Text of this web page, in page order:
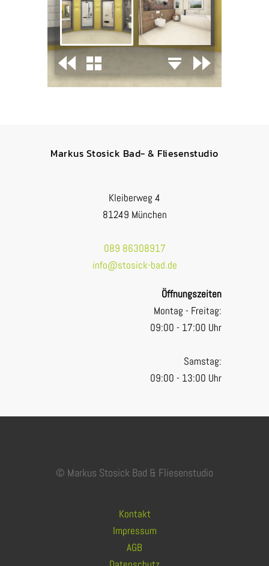
Markus Stosick Bad- & Fliesenstudio
Kleiberweg 4
81249 München
089 86308917
info@stosick-bad.de
Öffnungszeiten
Montag - Freitag:
09:00 - 17:00 Uhr
Samstag:
09:00 - 13:00 Uhr
© Markus Stosick Bad & Fliesenstudio
Kontakt
Impressum
AGB